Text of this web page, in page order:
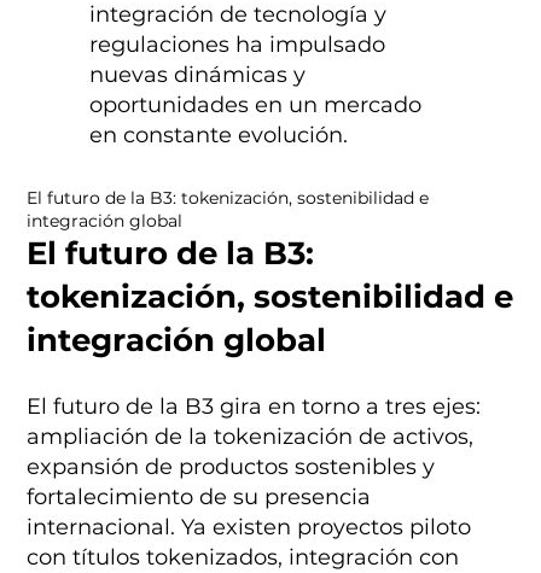
El futuro de la B3: tokenización, sostenibilidad e
integración global
El futuro de la B3:
tokenización, sostenibilidad e
integración global
El futuro de la B3 gira en torno a tres ejes:
ampliación de la tokenización de activos,
expansión de productos sostenibles y
fortalecimiento de su presencia
internacional. Ya existen proyectos piloto
con títulos tokenizados, integración con
integración de tecnología y
regulaciones ha impulsado
nuevas dinámicas y
oportunidades en un mercado
en constante evolución.